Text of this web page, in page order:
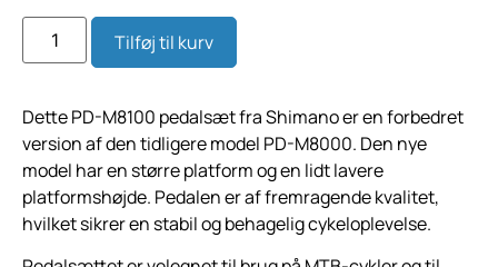
Tilføj til kurv
Dette PD-M8100 pedalsæt fra Shimano er en forbedret
version af den tidligere model PD-M8000. Den nye
model har en større platform og en lidt lavere
platformshøjde. Pedalen er af fremragende kvalitet,
hvilket sikrer en stabil og behagelig cykeloplevelse.